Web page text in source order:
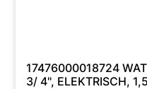
17476000018724
3/ 4", ELEKTRISCH,